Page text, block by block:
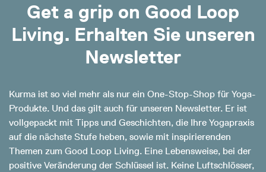
Get a grip on Good Loop
Living. Erhalten Sie unseren
Newsletter
Kurma ist so viel mehr als nur ein One-Stop-Shop für Yoga-
Produkte. Und das gilt auch für unseren Newsletter. Er ist
vollgepackt mit Tipps und Geschichten, die Ihre Yogapraxis
auf die nächste Stufe heben, sowie mit inspirierenden
Themen zum Good Loop Living. Eine Lebensweise, bei der
positive Veränderung der Schlüssel ist. Keine Luftschlösser,